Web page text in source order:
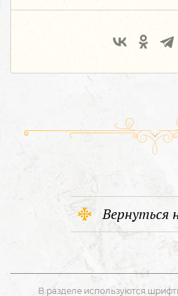
Вернуться
В разделе используются